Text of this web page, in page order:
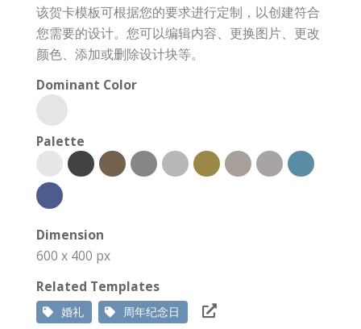
该贺卡模板可根据您的要求进行定制，以创建符合
您需要的设计。您可以编辑内容、更换图片、更改
颜色、添加或删除设计块等。
Dominant Color
Palette
Dimension
600 x 400 px
Related Templates
婚礼 周年纪念日